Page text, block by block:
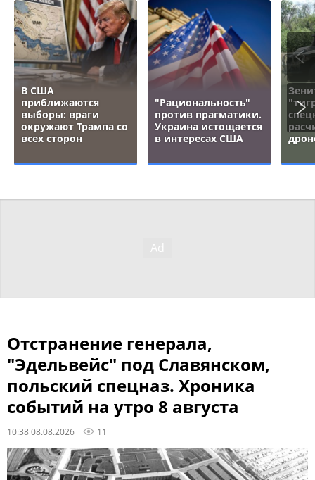
В США
приближаются
выборы: враги
окружают Трампа со
всех сторон
"Рациональность"
против прагматики.
Украина истощается
в интересах США
Отстранение генерала,
"Эдельвейс" под Славянском,
польский спецназ. Хроника
событий на утро 8 августа
10:38 08.08.2026 11